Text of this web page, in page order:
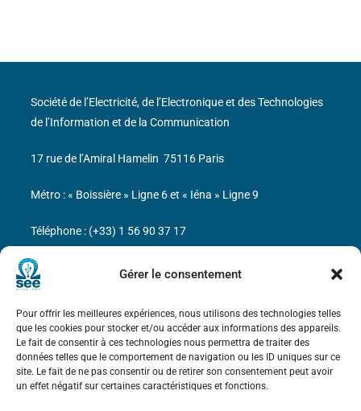
Gérer le consentement
Pour offrir les meilleures expériences, nous utilisons des technologies telles
que les cookies pour stocker et/ou accéder aux informations des appareils.
Le fait de consentir à ces technologies nous permettra de traiter des
données telles que le comportement de navigation ou les ID uniques sur ce
site. Le fait de ne pas consentir ou de retirer son consentement peut avoir
un effet négatif sur certaines caractéristiques et fonctions.
Bicentenaire des découvertes d’André-
Marie Ampère
Mentions légales
Société de l’Electricité, de l’Electronique et des Technologies
de l’Information et de la Communication
17 rue de l’Amiral Hamelin 75116 Paris
Métro : « Boissière » Ligne 6 et « Iéna » Ligne 9
Téléphone : (+33) 1 56 90 37 17
N° de SIREN : 785 393 232, Code APE : 9412Z TVA intra-
communautaire : FR44 785 393 232